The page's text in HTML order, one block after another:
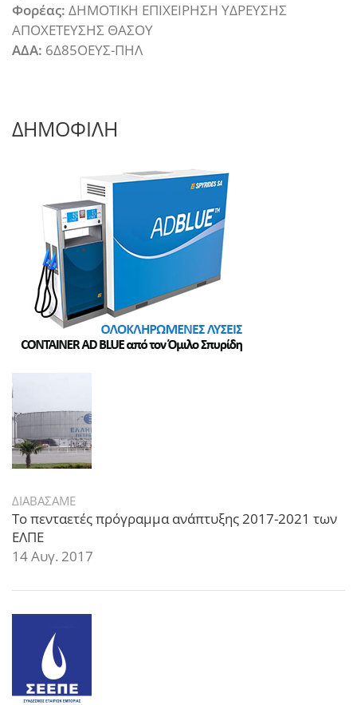
Φορέας: ΔΗΜΟΤΙΚΗ ΕΠΙΧΕΙΡΗΣΗ ΥΔΡΕΥΣΗΣ
ΑΠΟΧΕΤΕΥΣΗΣ ΘΑΣΟΥ
ΑΔΑ: 6Δ85ΟΕΥΣ-ΠΗΛ
ΔΗΜΟΦΙΛΗ
ΔΙΑΒΑΣΑΜΕ
Το πενταετές πρόγραμμα ανάπτυξης 2017-2021 των
ΕΛΠΕ
14 Αυγ. 2017